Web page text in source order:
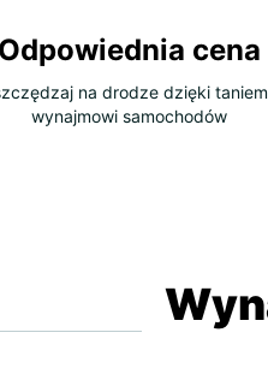
Odpowiednia cena
na drodze dzięki
wynajmowi samochodów